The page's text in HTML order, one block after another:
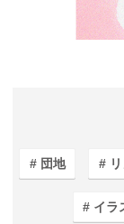
団地
イラ